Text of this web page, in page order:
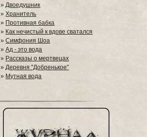
»Двоедушник
»Хранитель
» Противная бабка
» Как нечистый к вдове сватался
»Симфония Шоа
»Ад - это вода
» Рассказы о мертвецах
»Деревня "Добренькое"
» Мутная вода